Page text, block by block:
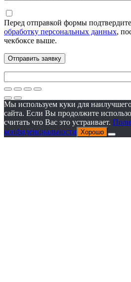
Перед отправкой формы
обработку персональных данных,
чекбоксе выше.
Мы используем куки для
сайта. Если Вы продолжите
считать что Вас это устраивает.
конфиденциальности Хорошо